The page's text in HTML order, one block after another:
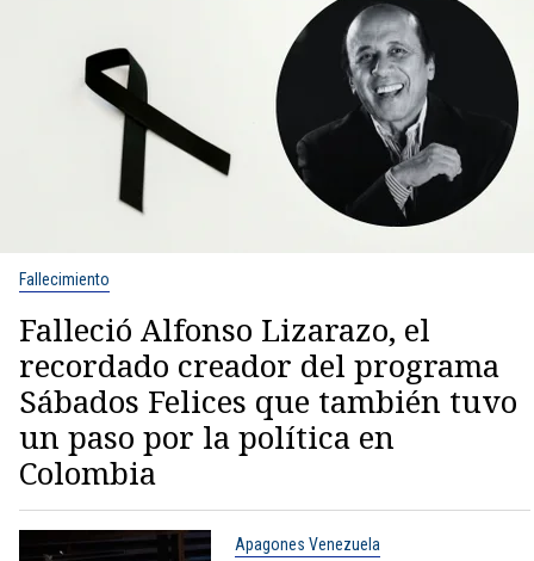
Fallecimiento
Falleció Alfonso Lizarazo, el
recordado creador del programa
Sábados Felices que también tuvo
un paso por la política en
Colombia
Apagones Venezuela